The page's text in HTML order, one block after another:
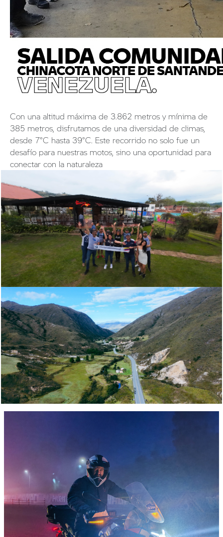
Con una altitud máxima de 3.862 metros y mínima de
385 metros, disfrutamos de una diversidad de climas,
desde 7°C hasta 39°C. Este recorrido no solo fue un
desafío para nuestras motos, sino una oportunidad para
conectar con la naturaleza